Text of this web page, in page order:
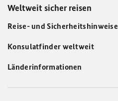
Weltweit sicher reisen
Reise- und Sicherheitshinweise
Konsulatfinder weltweit
Länderinformationen